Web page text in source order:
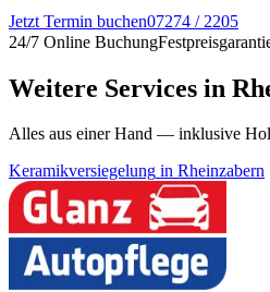
Jetzt Termin buchen07274 / 2205
24/7 Online Buchung
Weitere Services in
Alles aus einer Hand — inklusive
Keramikversiegelung in Rheinzabern